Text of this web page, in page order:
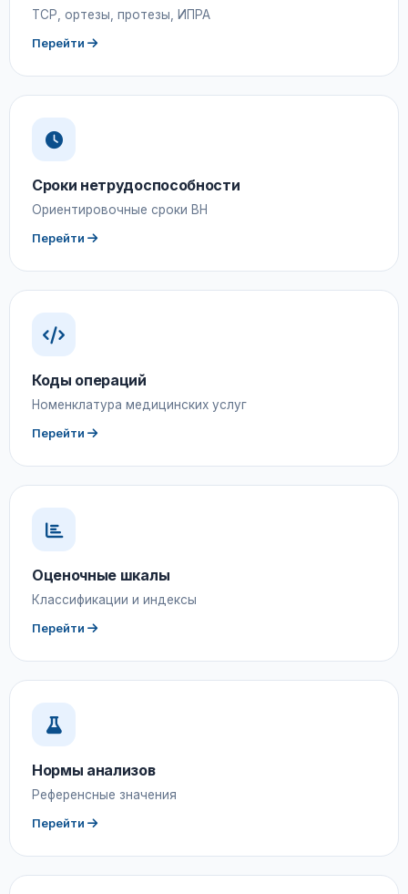
ТСР, ортезы, протезы, ИПРА
Перейти
Сроки нетрудоспособности
Ориентировочные сроки ВН
Перейти
Коды операций
Номенклатура медицинских услуг
Перейти
Оценочные шкалы
Классификации и индексы
Перейти
Нормы анализов
Референсные значения
Перейти